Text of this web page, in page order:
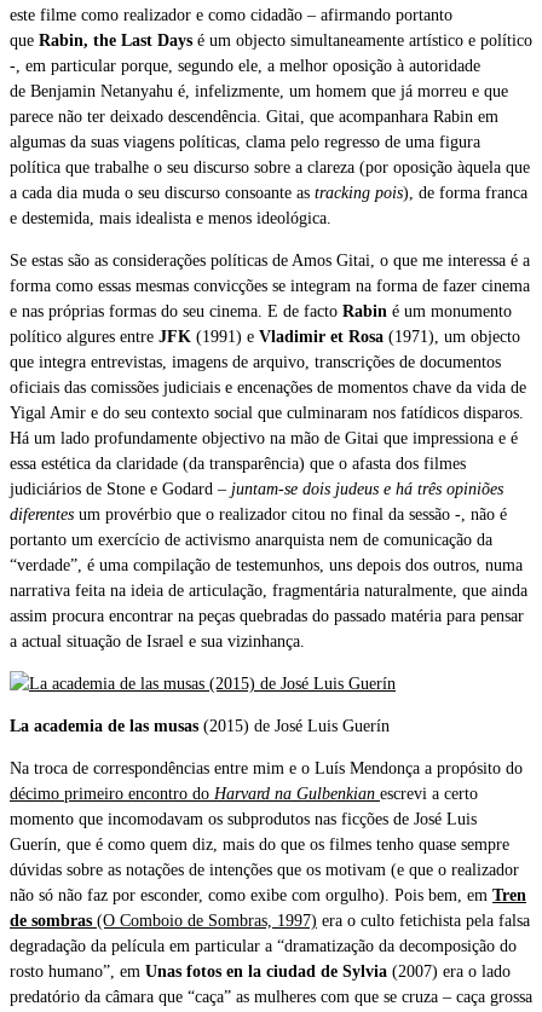
este filme como realizador e como cidadão – afirmando portanto
que Rabin, the Last Days é um objecto simultaneamente artístico e político
-, em particular porque, segundo ele, a melhor oposição à autoridade
de Benjamin Netanyahu é, infelizmente, um homem que já morreu e que
parece não ter deixado descendência. Gitai, que acompanhara Rabin em
algumas da suas viagens políticas, clama pelo regresso de uma figura
política que trabalhe o seu discurso sobre a clareza (por oposição àquela que
a cada dia muda o seu discurso consoante as tracking pois), de forma franca
e destemida, mais idealista e menos ideológica.
Se estas são as considerações políticas de Amos Gitai, o que me interessa é a
forma como essas mesmas convicções se integram na forma de fazer cinema
e nas próprias formas do seu cinema. E de facto Rabin é um monumento
político algures entre JFK (1991) e Vladimir et Rosa (1971), um objecto
que integra entrevistas, imagens de arquivo, transcrições de documentos
oficiais das comissões judiciais e encenações de momentos chave da vida de
Yigal Amir e do seu contexto social que culminaram nos fatídicos disparos.
Há um lado profundamente objectivo na mão de Gitai que impressiona e é
essa estética da claridade (da transparência) que o afasta dos filmes
judiciários de Stone e Godard – juntam-se dois judeus e há três opiniões
diferentes um provérbio que o realizador citou no final da sessão -, não é
portanto um exercício de activismo anarquista nem de comunicação da
“verdade”, é uma compilação de testemunhos, uns depois dos outros, numa
narrativa feita na ideia de articulação, fragmentária naturalmente, que ainda
assim procura encontrar na peças quebradas do passado matéria para pensar
a actual situação de Israel e sua vizinhança.
La academia de las musas (2015) de José Luis Guerín
Na troca de correspondências entre mim e o Luís Mendonça a propósito do
décimo primeiro encontro do Harvard na Gulbenkian escrevi a certo
momento que incomodavam os subprodutos nas ficções de José Luis
Guerín, que é como quem diz, mais do que os filmes tenho quase sempre
dúvidas sobre as notações de intenções que os motivam (e que o realizador
não só não faz por esconder, como exibe com orgulho). Pois bem, em Tren
de sombras (O Comboio de Sombras, 1997) era o culto fetichista pela falsa
degradação da película em particular a “dramatização da decomposição do
rosto humano”, em Unas fotos en la ciudad de Sylvia (2007) era o lado
predatório da câmara que “caça” as mulheres com que se cruza – caça grossa